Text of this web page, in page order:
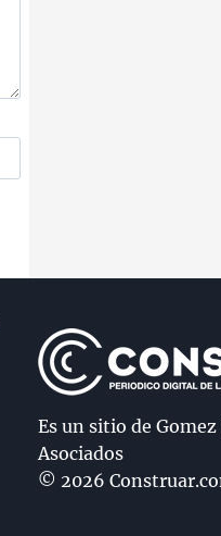
Es un sitio de
Asociados
© 2026